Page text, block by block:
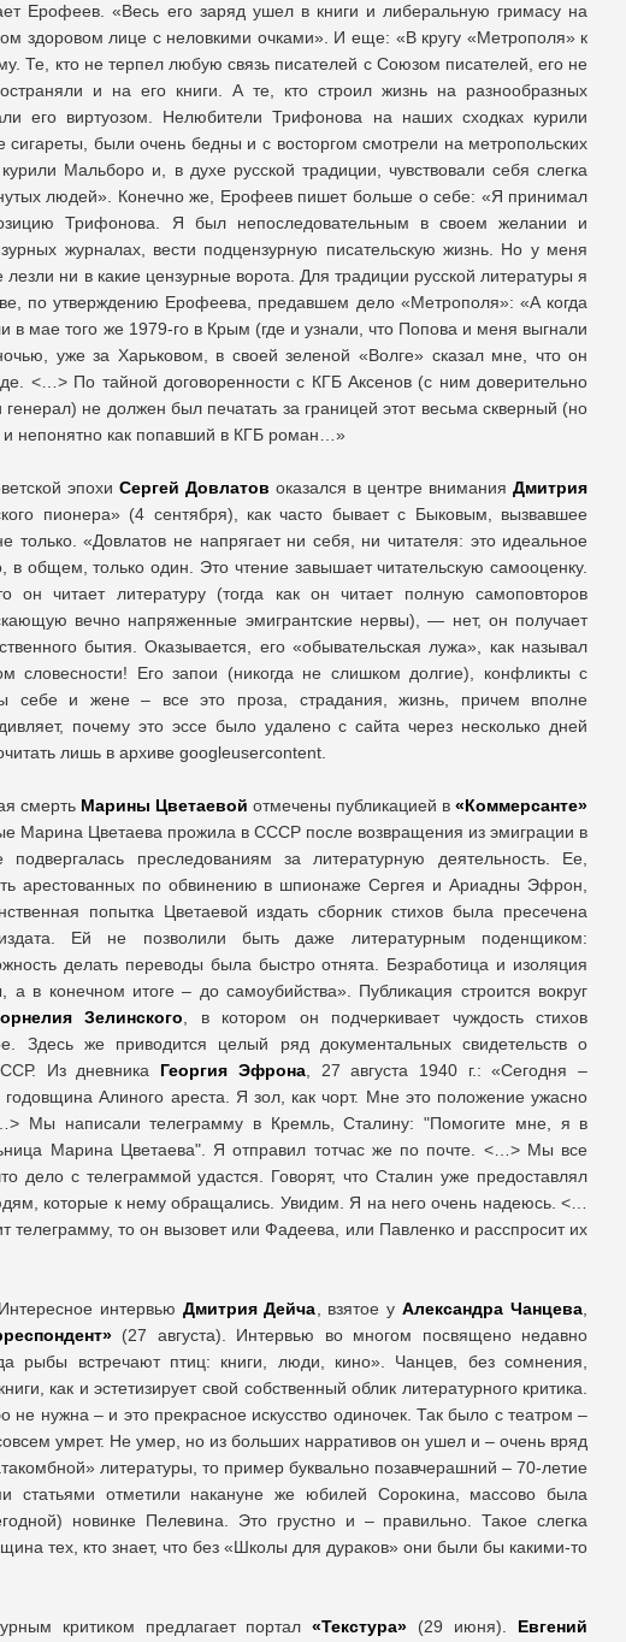
Ерофеев. «Весь его заряд ушел в книги и либеральную гримасу на
здоровом лице с неловкими очками». И еще: «В кругу «Метрополя» к
Те, кто не терпел любую связь писателей с Союзом писателей, его не
и на его книги. А те, кто строил жизнь на разнообразных
его виртуозом. Нелюбители Трифонова на наших сходках курили
сигареты, были очень бедны и с восторгом смотрели на метропольских
Мальборо и, в духе русской традиции, чувствовали себя слегка
людей». Конечно же, Ерофеев пишет больше о себе: «Я принимал
Трифонова. Я был непоследовательным в своем желании и
журналах, вести подцензурную писательскую жизнь. Но у меня
лезли ни в какие цензурные ворота. Для традиции русской литературы я
по утверждению Ерофеева, предавшем дело «Метрополя»: «А когда
мае того же 1979-го в Крым (где и узнали, что Попова и меня выгнали
уже за Харьковом, в своей зеленой «Волге» сказал мне, что он
<…> По тайной договоренности с КГБ Аксенов (с ним доверительно
генерал) не должен был печатать за границей этот весьма скверный (но
и непонятно как попавший в КГБ роман…»
эпохиСергей Довлатов оказался в центре вниманияДмитрия
пионера» (4 сентября), как часто бывает с Быковым, вызвавшее
только. «Довлатов не напрягает ни себя, ни читателя: это идеальное
в общем, только один. Это чтение завышает читательскую самооценку.
он читает литературу (тогда как он читает полную самоповторов
вечно напряженные эмигрантские нервы), — нет, он получает
бытия. Оказывается, его «обывательская лужа», как называл
словесности! Его запои (никогда не слишком долгие), конфликты с
себе и жене – все это проза, страдания, жизнь, причем вполне
почему это эссе было удалено с сайта через несколько дней
лишь в архиве googleusercontent.
смерть Марины Цветаевой отмечены публикацией в«Коммерсанте»
Марина Цветаева прожила в СССР после возвращения из эмиграции в
преследованиям за литературную деятельность. Ее,
арестованных по обвинению в шпионаже Сергея и Ариадны Эфрон,
попытка Цветаевой издать сборник стихов была пресечена
Ей не позволили быть даже литературным поденщиком:
делать переводы была быстро отнята. Безработица и изоляция
в конечном итоге – до самоубийства». Публикация строится вокруг
Зелинского , в котором он подчеркивает чуждость стихов
Здесь же приводится целый ряд документальных свидетельств о
Из дневника Георгия Эфрона, 27 августа 1940 г.: «Сегодня –
Алиного ареста. Я зол, как чорт. Мне это положение ужасно
Мы написали телеграмму в Кремль, Сталину: "Помогите мне, я в
Марина Цветаева". Я отправил тотчас же по почте. <…> Мы все
дело с телеграммой удастся. Говорят, что Сталин уже предоставлял
которые к нему обращались. Увидим. Я на него очень надеюсь. <…
телеграмму, то он вызовет или Фадеева, или Павленко и расспросит их
интервью Дмитрия Дейча , взятое уАлександра Чанцева
(27 августа). Интервью во многом посвящено недавно
рыбы встречают птиц: книги, люди, кино». Чанцев, без сомнения,
как и эстетизирует свой собственный облик литературного критика.
не нужна – и это прекрасное искусство одиночек. Так было с театром –
умрет. Не умер, но из больших нарративов он ушел и – очень вряд
литературы, то пример буквально позавчерашний – 70-летие
статьями отметили накануне же юбилей Сорокина, массово была
новинке Пелевина. Это грустно и – правильно. Такое слегка
тех, кто знает, что без «Школы для дураков» они были бы какими-то
критиком предлагает портал«Текстура» (29 июня). Евгений